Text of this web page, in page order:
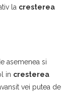
la cresterea
asemenea si
in cresterea
vei putea de